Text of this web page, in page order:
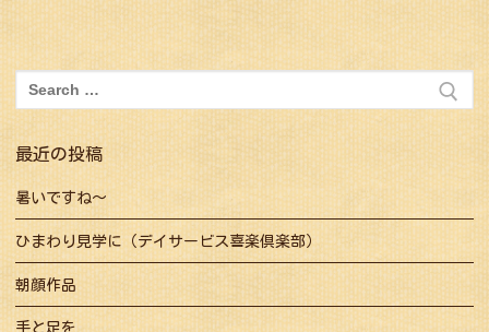
ビ
ゲ
ー
シ
ョ
ン
索:
最近の投稿
暑いですね～
ひまわり見学に（デイサービス喜楽倶楽部）
朝顔作品
手と足を